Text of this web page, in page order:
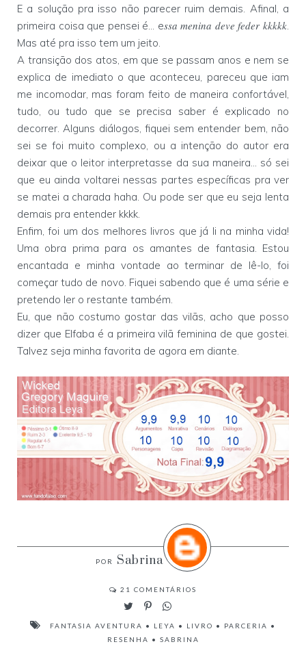
E a solução pra isso não parecer ruim demais. Afinal, a
primeira coisa que pensei é... essa menina deve feder kkkkk.
Mas até pra isso tem um jeito.
A transição dos atos, em que se passam anos e nem se
explica de imediato o que aconteceu, pareceu que iam
me incomodar, mas foram feito de maneira confortável,
tudo, ou tudo que se precisa saber é explicado no
decorrer. Alguns diálogos, fiquei sem entender bem, não
sei se foi muito complexo, ou a intenção do autor era
deixar que o leitor interpretasse da sua maneira... só sei
que eu ainda voltarei nessas partes específicas pra ver
se matei a charada haha. Ou pode ser que eu seja lenta
demais pra entender kkkk.
Enfim, foi um dos melhores livros que já li na minha vida!
Uma obra prima para os amantes de fantasia. Estou
encantada e minha vontade ao terminar de lê-lo, foi
começar tudo de novo. Fiquei sabendo que é uma série e
pretendo ler o restante também.
Eu, que não costumo gostar das vilãs, acho que posso
dizer que Elfaba é a primeira vilã feminina de que gostei.
Talvez seja minha favorita de agora em diante.
Sabrina
21 COMENTÁRIOS
FANTASIA AVENTURA • LEYA • LIVRO • PARCERIA •
RESENHA • SABRINA